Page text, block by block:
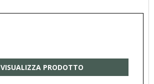
VISUALIZZA PRODOTTO